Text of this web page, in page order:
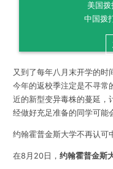
美国
中国拨
又到了每年八月末开学的时
今年的返校季注定是不寻常
近的新型变异毒株的蔓延，
经做好充足准备的同学可能
约翰霍普金斯大学不再认可
在8月20日， 约翰霍普金斯